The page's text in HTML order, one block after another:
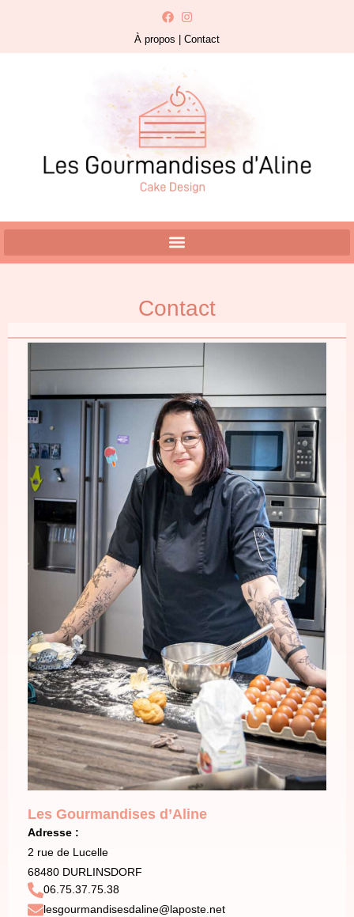
À propos Contact
Contact
Les Gourmandises d’Aline
Adresse :
2 rue de Lucelle
68480 DURLINSDORF
06.75.37.75.38
lesgourmandisesdaline@laposte.net